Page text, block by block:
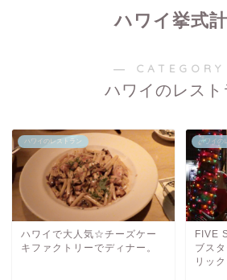
ハワイ挙式
―
ハワイのレスト
ハワイのレストラン
ハワイで大人気☆チーズケー
キファクトリーでディナー。
ハワイの
FIVE
ブス
リッ